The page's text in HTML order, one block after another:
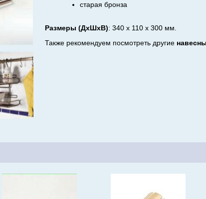
старая бронза
Размеры (ДхШхВ): 340 х 110 х 300 мм.
Также рекомендуем посмотреть другие